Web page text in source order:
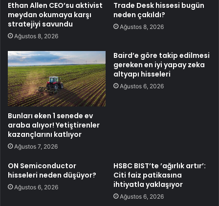
Ethan Allen CEO’su aktivist
meydan okumaya karşı
stratejiyi savundu
Ağustos 8, 2026
Trade Desk hissesi bugün
neden çakıldı?
Ağustos 8, 2026
Bunları eken 1 senede ev
araba alıyor! Yetiştirenler
kazançlarını katlıyor
Ağustos 7, 2026
Baird’e göre takip edilmesi
gereken en iyi yapay zeka
altyapı hisseleri
Ağustos 6, 2026
ON Semiconductor
hisseleri neden düşüyor?
Ağustos 6, 2026
HSBC BIST’te ’ağırlık artır’:
Citi faiz patikasına
ihtiyatla yaklaşıyor
Ağustos 6, 2026